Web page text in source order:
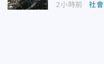
2小時前 社會